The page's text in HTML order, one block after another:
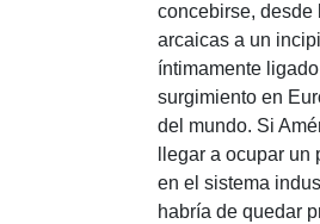
concebirse,
arcaicas a un
íntimamente
surgimiento en
del mundo. Si
llegar a ocupar
en el sistema
habría de quedar